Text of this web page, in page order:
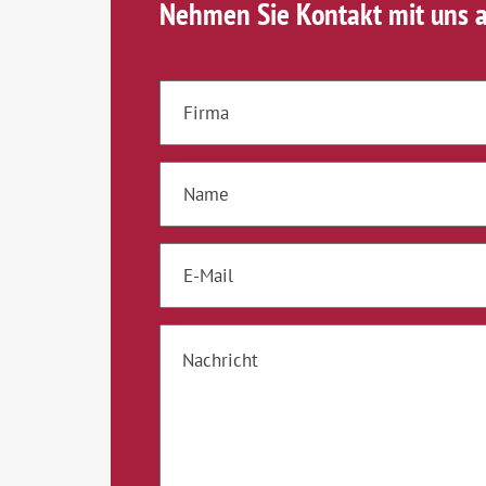
Nehmen Sie Kontakt mit uns